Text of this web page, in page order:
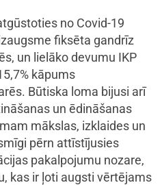
no Covid-19
fiksēta gandrīz
un lielāko devumu IKP
kāpums
Būtiska loma bijusi arī
un ēdināšanas
mākslas, izklaides un
pērn attīstījusies
pakalpojumu nozare,
kas ir ļoti augsti vērtējams